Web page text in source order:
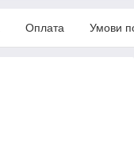
Оплата Умови